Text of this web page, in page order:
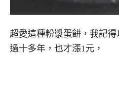
超愛這種粉漿蛋餅，我記
過十多年，也才漲1元，